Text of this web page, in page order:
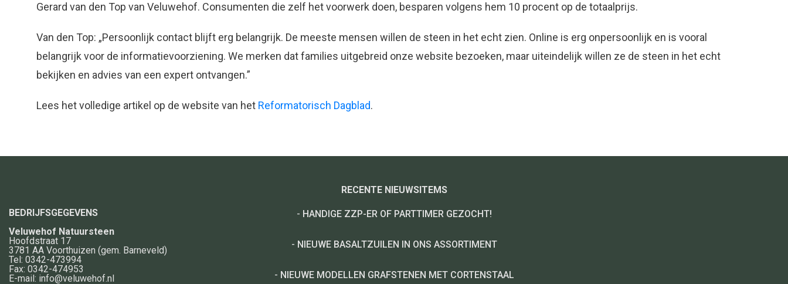
Gerard van den Top van Veluwehof. Consumenten die zelf het voorwerk doen, besparen volgens hem 10 procent op de totaalprijs.
Van den Top: „Persoonlijk contact blijft erg belangrijk. De meeste mensen willen de steen in het echt zien. Online is erg onpersoonlijk en is vooral
belangrijk voor de informatievoorziening. We merken dat families uitgebreid onze website bezoeken, maar uiteindelijk willen ze de steen in het echt
bekijken en advies van een expert ontvangen.”
Lees het volledige artikel op de website van het Reformatorisch Dagblad.
BEDRIJFSGEGEVENS
Veluwehof Natuursteen
Hoofdstraat 17
3781 AA Voorthuizen (gem. Barneveld)
Tel: 0342-473994
Fax: 0342-474953
E-mail: info@veluwehof.nl
RECENTE NIEUWSITEMS
- HANDIGE ZZP-ER OF PARTTIMER GEZOCHT!
- NIEUWE BASALTZUILEN IN ONS ASSORTIMENT
- NIEUWE MODELLEN GRAFSTENEN MET CORTENSTAAL